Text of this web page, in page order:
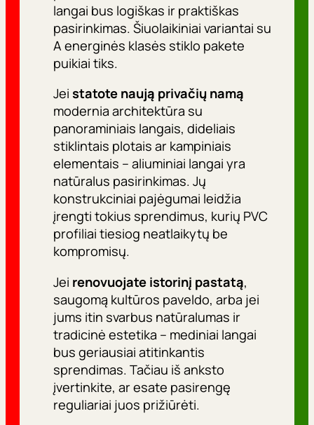
langai bus logiškas ir praktiškas
pasirinkimas. Šiuolaikiniai variantai su
A energinės klasės stiklo pakete
puikiai tiks.
Jei statote naują privačių namą
modernia architektūra su
panoraminiais langais, dideliais
stiklintais plotais ar kampiniais
elementais – aliuminiai langai yra
natūralus pasirinkimas. Jų
konstrukciniai pajėgumai leidžia
įrengti tokius sprendimus, kurių PVC
profiliai tiesiog neatlaikytų be
kompromisų.
Jei renovuojate istorinį pastatą,
saugomą kultūros paveldo, arba jei
jums itin svarbus natūralumas ir
tradicinė estetika – mediniai langai
bus geriausiai atitinkantis
sprendimas. Tačiau iš anksto
įvertinkite, ar esate pasirengę
reguliariai juos prižiūrėti.